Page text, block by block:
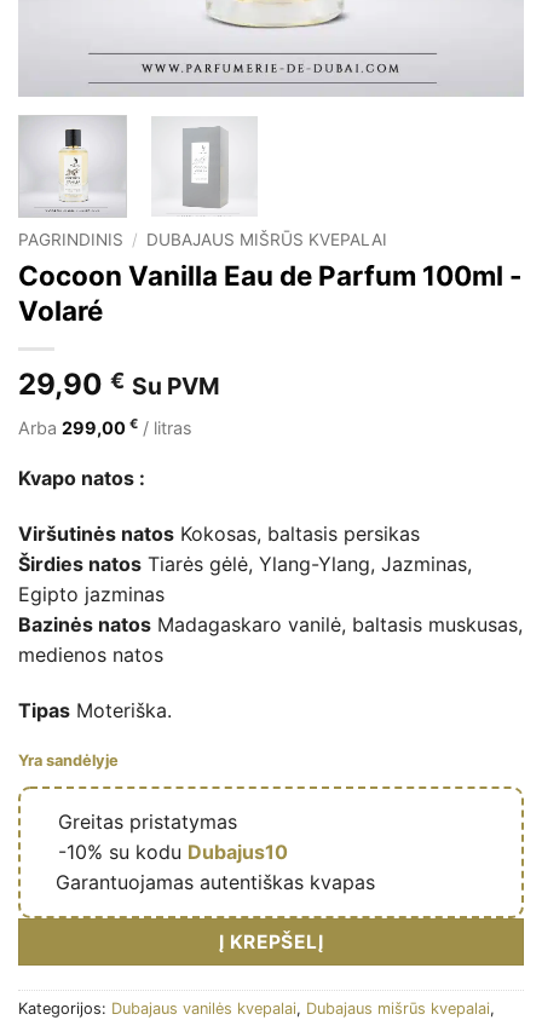
PAGRINDINIS / DUBAJAUS MIŠRŪS KVEPALAI
Cocoon Vanilla Eau de Parfum 100ml -
Volaré
29,90 € Su PVM
Arba 299,00 € / litras
Kvapo natos :
Viršutinės natos Kokosas, baltasis persikas
Širdies natos Tiarės gėlė, Ylang-Ylang, Jazminas,
Egipto jazminas
Bazinės natos Madagaskaro vanilė, baltasis muskusas,
medienos natos
Tipas Moteriška.
Yra sandėlyje
Greitas pristatymas
-10% su kodu Dubajus10
Garantuojamas autentiškas kvapas
Į KREPŠELĮ
Kategorijos: Dubajaus vanilės kvepalai, Dubajaus mišrūs kvepalai,